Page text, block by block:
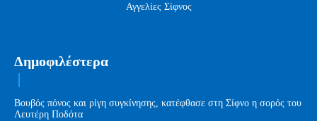
Αγγελίες Σίφνος
Δημοφιλέστερα
Βουβός πόνος και ρίγη συγκίνησης, κατέφθασε στη Σίφνο η σορός του
Λευτέρη Ποδότα